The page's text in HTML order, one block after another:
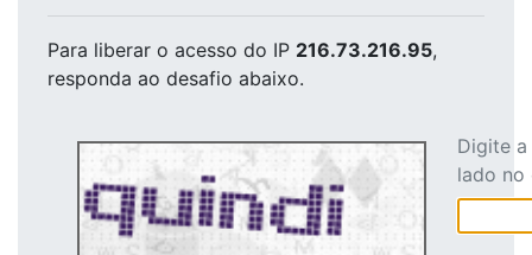
Para liberar o acesso do IP 216.73.216.95,
responda ao desafio abaixo.
Digite
lado no